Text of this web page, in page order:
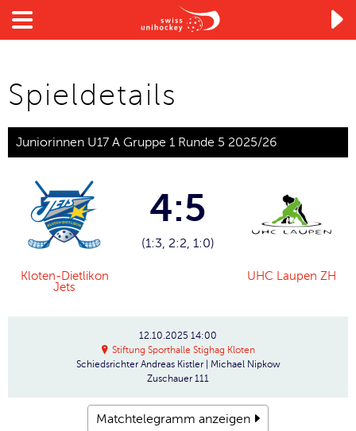

Spieldetails
Juniorinnen U17 A Gruppe 1 Runde 5 2025/26
Kloten-Dietlikon
Jets
4:5
(1:3, 2:2, 1:0)
UHC Laupen ZH
12.10.2025 14:00
Stiftung Sporthalle Stighag Kloten
Schiedsrichter Andreas Kistler | Michael Nipkow
Zuschauer 111
Matchtelegramm anzeigen